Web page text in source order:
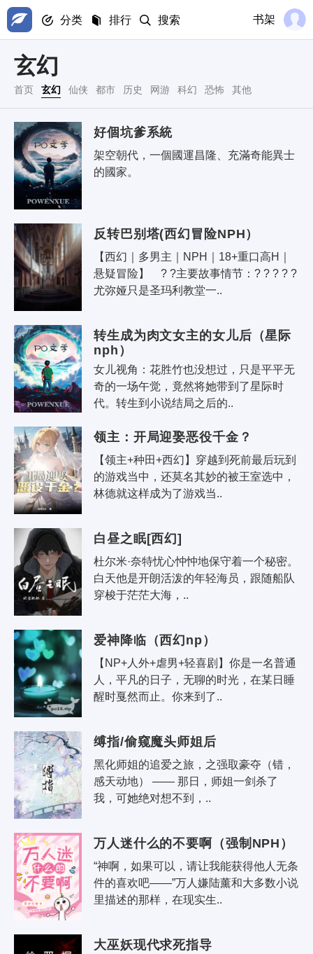
分类 排行 搜索 书架
玄幻
首页 玄幻 仙侠 都市 历史 网游 科幻 恐怖 其他
好個坑爹系統
架空朝代，一個國運昌隆、充滿奇能異士
的國家。
反转巴别塔(西幻冒险NPH）
【西幻｜多男主｜NPH｜18+重口高H｜
悬疑冒险】 ? ?主要故事情节：? ? ? ? ?
尤弥娅只是圣玛利教堂一..
转生成为肉文女主的女儿后（星际
nph）
女儿视角：花胜竹也没想过，只是平平无
奇的一场午觉，竟然将她带到了星际时
代。转生到小说结局之后的..
领主：开局迎娶恶役千金？
【领主+种田+西幻】穿越到死前最后玩到
的游戏当中，还莫名其妙的被王室选中，
林德就这样成为了游戏当..
白昼之眠[西幻]
杜尔米·奈特忧心忡忡地保守着一个秘密。
白天他是开朗活泼的年轻海员，跟随船队
穿梭于茫茫大海，..
爱神降临（西幻np）
【NP+人外+虐男+轻喜剧】你是一名普通
人，平凡的日子，无聊的时光，在某日睡
醒时戛然而止。你来到了..
缚指/偷窥魔头师姐后
黑化师姐的追爱之旅，之强取豪夺（错，
感天动地） —— 那日，师姐一剑杀了
我，可她绝对想不到，..
万人迷什么的不要啊（强制NPH）
“神啊，如果可以，请让我能获得他人无条
件的喜欢吧——”万人嫌陆薰和大多数小说
里描述的那样，在现实生..
大巫妖现代求死指导